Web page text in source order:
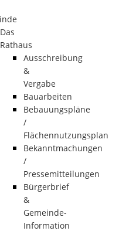
Das
Rathaus
Ausschreibung
&
Vergabe
Bauarbeiten
Bebauungspläne
/
Flächennutzungsplan
Bekanntmachungen
/
Pressemitteilungen
Bürgerbrief
&
Gemeinde-
Information